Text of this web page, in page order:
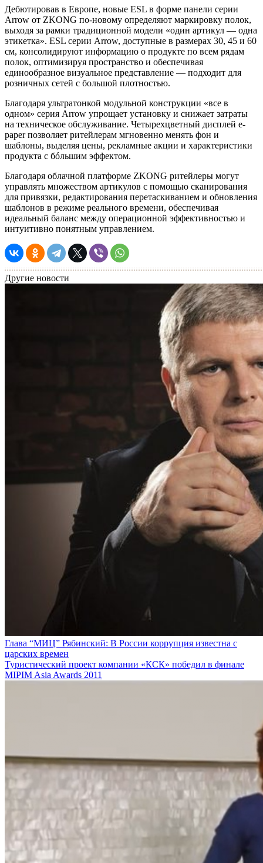
Дебютировав в Европе, новые ESL в форме панели серии
Arrow от ZKONG по-новому определяют маркировку полок,
выходя за рамки традиционной модели «один артикул — одна
этикетка». ESL серии Arrow, доступные в размерах 30, 45 и 60
см, консолидируют информацию о продукте по всем рядам
полок, оптимизируя пространство и обеспечивая
единообразное визуальное представление — подходит для
розничных сетей с большой плотностью.
Благодаря ультратонкой модульной конструкции «все в
одном» серия Arrow упрощает установку и снижает затраты
на техническое обслуживание. Четырехцветный дисплей e-
paper позволяет ритейлерам мгновенно менять фон и
шаблоны, выделяя цены, рекламные акции и характеристики
продукта с бóльшим эффектом.
Благодаря облачной платформе ZKONG ритейлеры могут
управлять множеством артикулов с помощью сканирования
для привязки, редактирования перетаскиванием и обновления
шаблонов в режиме реального времени, обеспечивая
идеальный баланс между операционной эффективностью и
интуитивно понятным управлением.
Другие новости
Глава “МИЦ” Рябинский: В России коррупция известна с
царских времен
Туристический проект компании «КСК» победил в финале
MIPIM Asia Awards 2011